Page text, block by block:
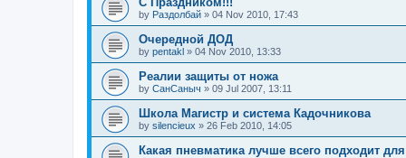
by Раздолбай » 04 Nov 2010, 17:43
Очередной ДОД
by pentakl » 04 Nov 2010, 13:33
Реалии защиты от ножа
by СанСаныч » 09 Jul 2007, 13:11
Школа Магистр и система Кадочникова
by silencieux » 26 Feb 2010, 14:05
Какая пневматика лучше всего подходит